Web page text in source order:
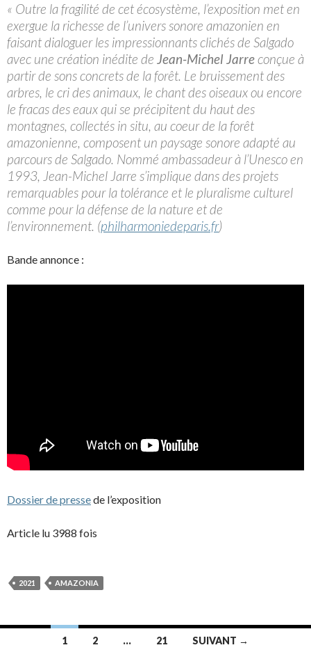
« Outre la fragilité de cet écosystème, l’exposition met en
exergue la richesse de l’univers sonore amazonien en
faisant dialoguer les impressionnants clichés de Salgado
avec une création inédite de Jean-Michel Jarreconçue à
partir de sons concrets de la forêt. Le bruissement des
arbres, le cri des animaux, le chant des oiseaux ou encore
le fracas des eaux qui se précipitent du haut des
montagnes, collectés in situ, au coeur de la forêt
amazonienne, composent un paysage sonore adapté au
parcours de Salgado. Nommé ambassadeur à l’Unesco en
1993, Jean-Michel Jarre s’implique dans des projets
remarquables pour la tolérance et le pluralisme culturel
comme pour la défense de la nature et de
l’environnement. (philharmoniedeparis.fr)
Bande annonce :
Dossier de pressede l’exposition
Article lu 3988 fois
2021 AMAZONIA
Navigation
1 2 … 21 SUIVANT →